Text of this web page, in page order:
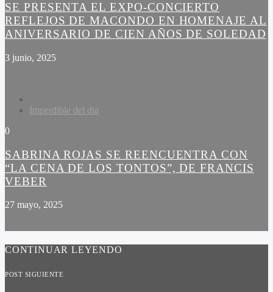
SE PRESENTA EL EXPO-CONCIERTO
REFLEJOS DE MACONDO EN HOMENAJE AL
ANIVERSARIO DE CIEN AÑOS DE SOLEDAD
3 junio, 2025
Imperdible del dia
0
SABRINA ROJAS SE REENCUENTRA CON
“LA CENA DE LOS TONTOS”, DE FRANCIS
VEBER
27 mayo, 2025
CONTINUAR LEYENDO
POST SIGUIENTE